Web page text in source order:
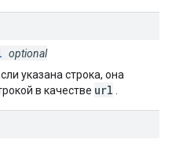
optional
указана строка, она
в ​​качестве url